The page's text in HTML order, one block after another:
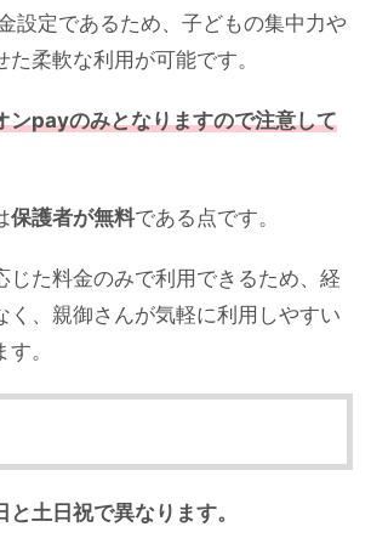
設定であるため、子どもの集中力や
柔軟な利用が可能です。
ンpayのみとなりますので注意して
保護者が無料である点です。
じた料金のみで利用できるため、経
く、親御さんが気軽に利用しやすい
。
土日祝で異なります。